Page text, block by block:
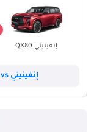
إنفينيتي QX80
إنفينيتي QX80 vs أودي Q7